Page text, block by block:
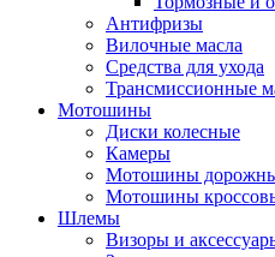
Антифризы
Вилочные масла
Средства для ухода
Трансмиссионные
Мотошины
Диски колесные
Камеры
Мотошины
Мотошины
Шлемы
Визоры и